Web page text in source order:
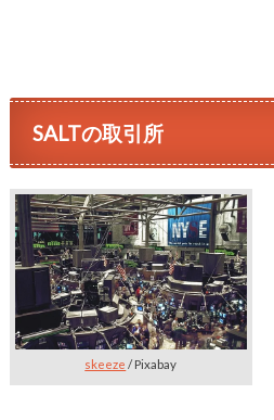
SALTの取引所
skeeze / Pixabay